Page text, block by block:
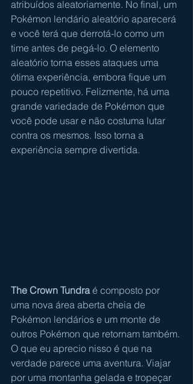
atribuídos aleatoriamente. No final, um
Pokémon lendário aleatório aparecerá
e você terá que derrotá-lo como um
time antes de pegá-lo. O elemento
aleatório torna esses ataques uma
ótima experiência, embora fique um
pouco repetitivo. Felizmente, há uma
grande variedade de Pokémon que
você pode usar e não costuma lutar
contra os mesmos. Isso torna a
experiência sempre divertida.
The Crown Tundra é composto por
uma nova área aberta cheia de
Pokémon lendários e um monte de
outros Pokémon que retornam também.
O que eu aprecio nisso é que na
verdade parece uma aventura. Viajar
por uma montanha gelada e tropeçar